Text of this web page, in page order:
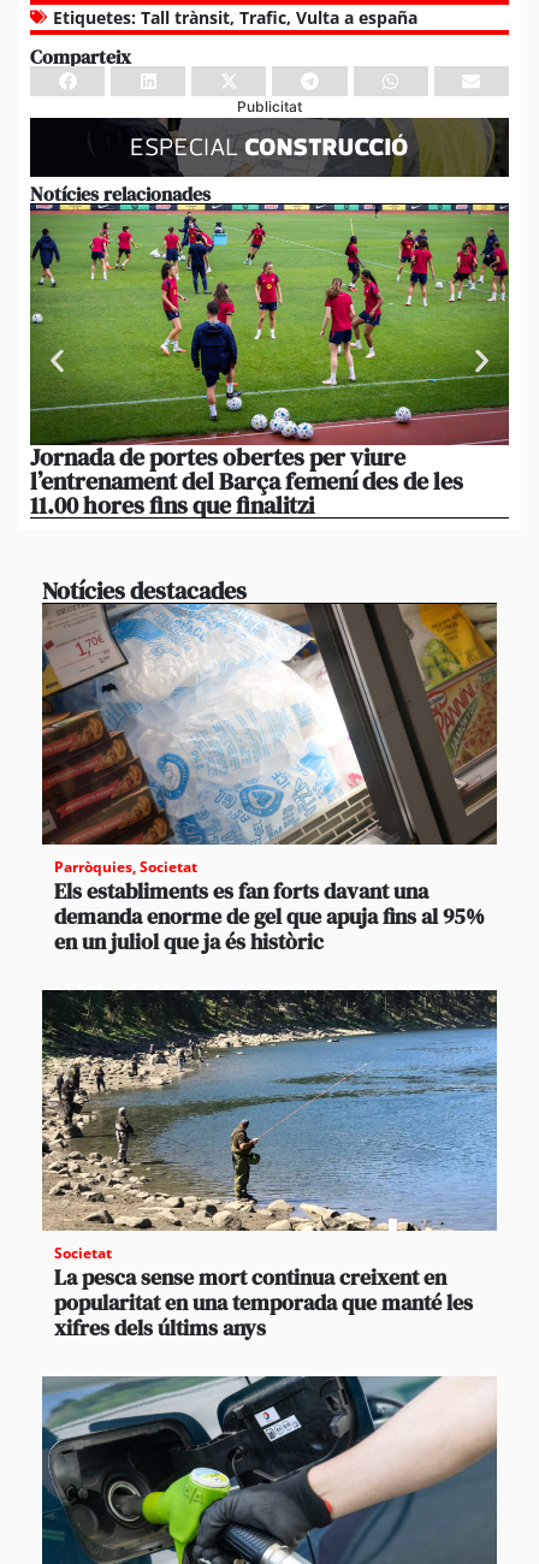
Etiquetes: Tall trànsit, Trafic, Vulta a españa
Comparteix
Publicitat
Notícies relacionades
Jornada de portes obertes per viure
l’entrenament del Barça femení des de les
11.00 hores fins que finalitzi
Notícies destacades
Parròquies,Societat
Els establiments es fan forts davant una
demanda enorme de gel que apuja fins al 95%
en un juliol que ja és històric
Societat
La pesca sense mort continua creixent en
popularitat en una temporada que manté les
xifres dels últims anys